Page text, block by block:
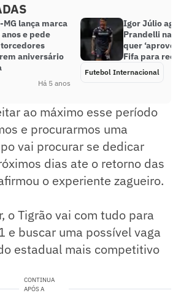
lança marca
e pede
aniversário
Há 5 anos
Igor Júlio
Prandelli na
quer
Fifa para
Futebol Internacional
ao máximo esse período
e procurarmos uma
vai procurar se dedicar
dias ate o retorno das
o experiente zagueiro.
o Tigrão vai com tudo para
e buscar uma possível vaga
estadual mais competitivo
CONTINUA
APÓS A